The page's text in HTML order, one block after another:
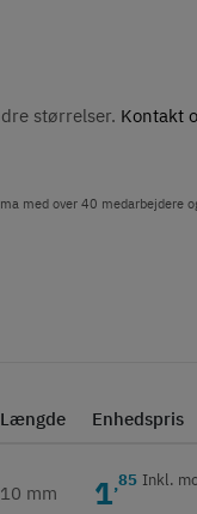
størrelser. Kontakt
med over 40
Længde Enhedspris
10 mm 1,85 Inkl.